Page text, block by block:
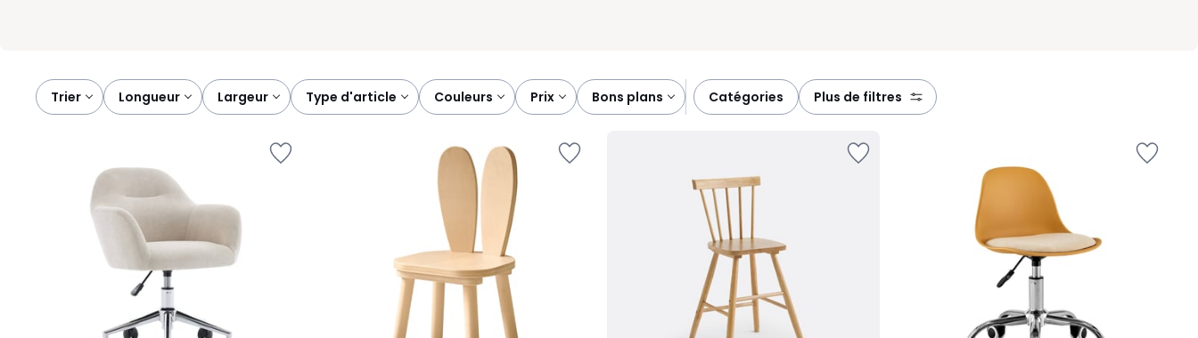
Trier longueur largeur type d'article couleurs prix bons plans catégories plus de filtres